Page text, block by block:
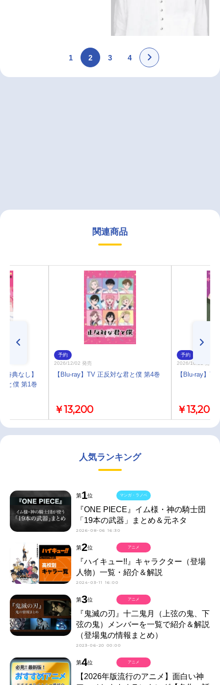
1 2 3 4
関連商品
特典なし】
と僕 第1巻
予約
2026/12/02 発売
【Blu-ray】TV 正反対な君と僕 第4巻
￥13,200
予約
2026/10/21 発売
【Blu-ray】
￥13,200
人気ランキング
第1位
『ONE PIECE』イム様・神の騎士団
「19本の武器」まとめ＆元ネタ
2026-08-06 16:30
マンガ・ラノベ
第2位
『ハイキュー!!』キャラクター（登場
人物）一覧・紹介＆解説
2024-03-11 16:00
アニメ
第3位
『鬼滅の刃』十二鬼月（上弦の鬼、下
弦の鬼）メンバーを一覧で紹介＆解説
（登場鬼の情報まとめ）
2023-06-20 00:00
アニメ
第4位
【2026年版流行のアニメ】面白い神
アニメ